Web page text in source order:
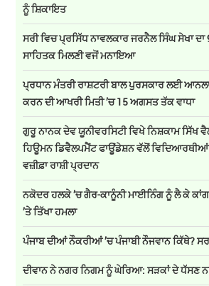
ਨੂੰ ਸ਼ਿਕਾਇਤ
ਸਰੀ ਵਿਚ ਪ੍ਰਸਿੱਧ ਨਾਵਲਕਾਰ ਜਰਨੈਲ ਸਿੰਘ ਸੇਖਾ ਦਾ
ਸਾਹਿਤਕ ਮਿਲਣੀ ਵਜੋਂ ਮਨਾਇਆ
ਪ੍ਰਧਾਨ ਮੰਤਰੀ ਰਾਸ਼ਟਰੀ ਬਾਲ ਪੁਰਸਕਾਰ ਲਈ
ਕਰਨ ਦੀ ਆਖਰੀ ਮਿਤੀ ’ਚ 15 ਅਗਸਤ ਤੱਕ ਵਾਧਾ
ਗੁਰੂ ਨਾਨਕ ਦੇਵ ਯੂਨੀਵਰਸਿਟੀ ਵਿਖੇ ਨਿਸ਼ਕਾਮ
ਹਿਊਮਨ ਡਿਵੈਲਪਮੈਂਟ ਫਾਊਂਡੇਸ਼ਨ ਵੱਲੋਂ ਵਿਦਿਆਰਥੀਆਂ
ਵਜ਼ੀਫ਼ਾ ਰਾਸ਼ੀ ਪ੍ਰਦਾਨ
ਨਕੋਦਰ ਹਲਕੇ ’ਚ ਗੈਰ-ਕਾਨੂੰਨੀ ਮਾਈਨਿੰਗ ਨੂੰ ਲੈ ਕੇ
’ਤੇ ਤਿੱਖਾ ਹਮਲਾ
ਪੰਜਾਬ ਦੀਆਂ ਨੌਕਰੀਆਂ ’ਚ ਪੰਜਾਬੀ ਨੌਜਵਾਨ ਕਿੱਥੇ?
ਦੀਵਾਨ ਨੇ ਨਗਰ ਨਿਗਮ ਨੂੰ ਘੇਰਿਆ: ਸੜਕਾਂ ਦੇ ਧੱਸਣ